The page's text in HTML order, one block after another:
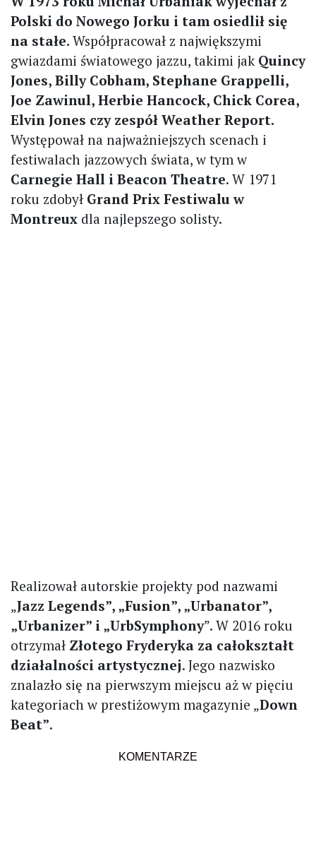
Polski do Nowego Jorku i tam osiedlił się
na stałe. Współpracował z największymi
gwiazdami światowego jazzu, takimi jak Quincy
Jones, Billy Cobham, Stephane Grappelli,
Joe Zawinul, Herbie Hancock, Chick Corea,
Elvin Jones czy zespół Weather Report.
Występował na najważniejszych scenach i
festiwalach jazzowych świata, w tym w
Carnegie Hall i Beacon Theatre. W 1971
roku zdobył Grand Prix Festiwalu w
Montreux dla najlepszego solisty.
Realizował autorskie projekty pod nazwami
„Jazz Legends”, „Fusion”, „Urbanator”,
„Urbanizer” i „UrbSymphony”. W 2016 roku
otrzymał Złotego Fryderyka za całokształt
działalności artystycznej. Jego nazwisko
znalazło się na pierwszym miejscu aż w pięciu
kategoriach w prestiżowym magazynie „Down
Beat”.
KOMENTARZE